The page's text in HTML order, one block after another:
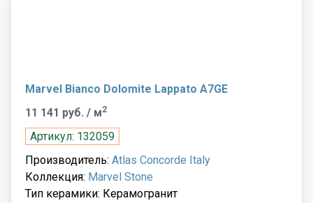
Marvel Bianco Dolomite Lappato A7GE
11 141 руб. / м2
Артикул: 132059
Производитель: Atlas Concorde Italy
Коллекция: Marvel Stone
Тип керамики: Керамогранит